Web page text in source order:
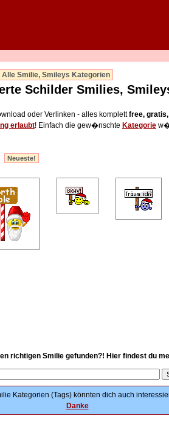
Alle Smilie, Smileys Kategorien
Schilder Smilies,
oder Verlinken - alles komplettfree,
erlaubt! Einfach die gew�nschte Kategorie
Neueste!
richtigen Smilie gefunden?! Hier findest du
Kategorien (Tags) könnten dich auch
Danke